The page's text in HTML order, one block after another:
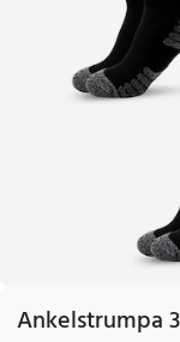
Ankelstrumpa